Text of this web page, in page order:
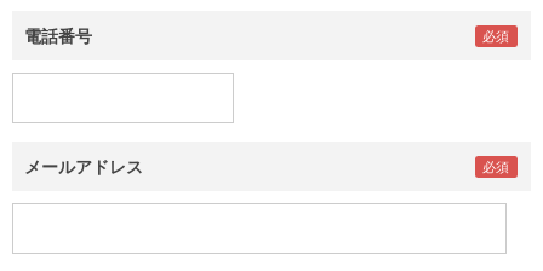
電話番号
メールアドレス